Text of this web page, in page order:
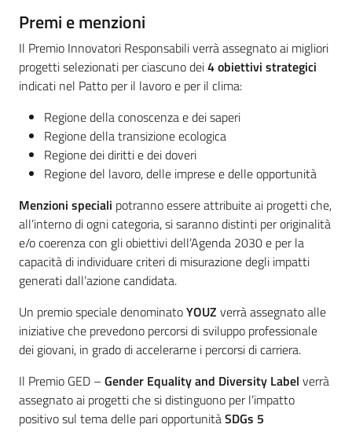
Premi e menzioni
Il Premio Innovatori Responsabili verrà assegnato ai migliori
progetti selezionati per ciascuno dei4 obiettivi strategici
indicati nel Patto per il lavoro e per il clima:
Regione della conoscenza e dei saperi
Regione della transizione ecologica
Regione dei diritti e dei doveri
Regione del lavoro, delle imprese e delle opportunità
Menzioni speciali potranno essere attribuite ai progetti che,
all’interno di ogni categoria, si saranno distinti per originalità
e/o coerenza con gli obiettivi dell’Agenda 2030 e per la
capacità di individuare criteri di misurazione degli impatti
generati dall’azione candidata.
Un premio speciale denominatoYOUZ verrà assegnato alle
iniziative che prevedono percorsi di sviluppo professionale
dei giovani, in grado di accelerarne i percorsi di carriera.
Il Premio GED – Gender Equality and Diversity Label verrà
assegnato ai progetti che si distinguono per l’impatto
positivo sul tema delle pari opportunitàSDGs 5